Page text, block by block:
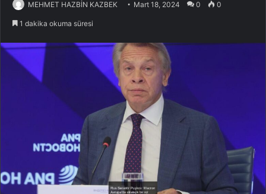
MEHMET HAZBİN KAZBEK Mart 18, 2024 0 0
1 dakika okuma süresi